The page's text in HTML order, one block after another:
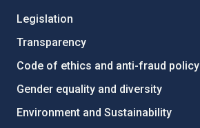
Legislation
Transparency
Code of ethics and anti-fraud policy
Gender equality and diversity
Environment and Sustainability